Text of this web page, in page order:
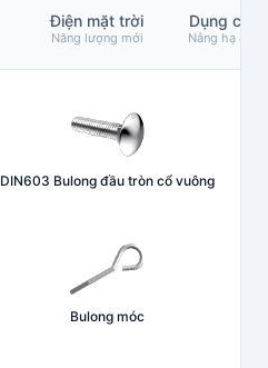
Điện mặt trời
Năng lượng mới
Dụng cụ
Nâng hạ &
DIN603 Bulong đầu tròn cổ vuông
Bulong móc